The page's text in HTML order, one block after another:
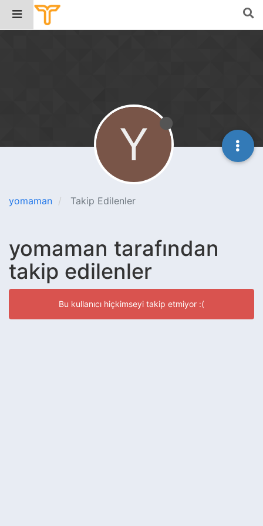
yomaman Takip Edilenler
Y
yomaman tarafından
takip edilenler
Bu kullanıcı hiçkimseyi takip etmiyor :(